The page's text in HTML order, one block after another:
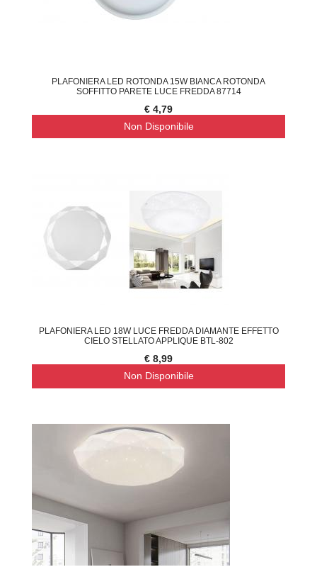
PLAFONIERA LED ROTONDA 15W BIANCA ROTONDA
SOFFITTO PARETE LUCE FREDDA 87714
€ 4,79
Non Disponibile
PLAFONIERA LED 18W LUCE FREDDA DIAMANTE EFFETTO
CIELO STELLATO APPLIQUE BTL-802
€ 8,99
Non Disponibile